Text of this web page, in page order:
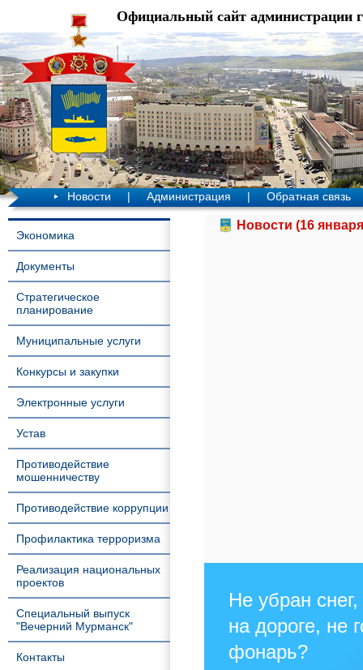
Официальный сайт администрации
Новости | Администрация | Обратная связь
Экономика
Документы
Стратегическое
планирование
Муниципальные услуги
Конкурсы и закупки
Электронные услуги
Устав
Противодействие
мошенничеству
Противодействие коррупции
Профилактика терроризма
Реализация национальных
проектов
Специальный выпуск
"Вечерний Мурманск"
Контакты
Новости (16
Не убран
на дороге, не
фонарь?